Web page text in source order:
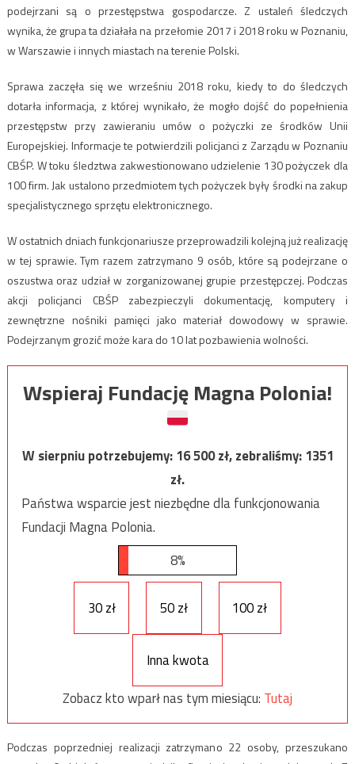
podejrzani są o przestępstwa gospodarcze. Z ustaleń śledczych
wynika, że grupa ta działała na przełomie 2017 i 2018 roku w Poznaniu,
w Warszawie i innych miastach na terenie Polski.
Sprawa zaczęła się we wrześniu 2018 roku, kiedy to do śledczych
dotarła informacja, z której wynikało, że mogło dojść do popełnienia
przestępstw przy zawieraniu umów o pożyczki ze środków Unii
Europejskiej. Informacje te potwierdzili policjanci z Zarządu w Poznaniu
CBŚP. W toku śledztwa zakwestionowano udzielenie 130 pożyczek dla
100 firm. Jak ustalono przedmiotem tych pożyczek były środki na zakup
specjalistycznego sprzętu elektronicznego.
W ostatnich dniach funkcjonariusze przeprowadzili kolejną już realizację
w tej sprawie. Tym razem zatrzymano 9 osób, które są podejrzane o
oszustwa oraz udział w zorganizowanej grupie przestępczej. Podczas
akcji policjanci CBŚP zabezpieczyli dokumentację, komputery i
zewnętrzne nośniki pamięci jako materiał dowodowy w sprawie.
Podejrzanym grozić może kara do 10 lat pozbawienia wolności.
Wspieraj Fundację Magna Polonia!
W sierpniu potrzebujemy:16 500zł, zebraliśmy:1351
zł.
Państwa wsparcie jest niezbędne dla funkcjonowania
Fundacji Magna Polonia.
8%
30 zł 50 zł 100 zł
Inna kwota
Zobacz kto wparł nas tym miesiącu: Tutaj
Podczas poprzedniej realizacji zatrzymano 22 osoby, przeszukano